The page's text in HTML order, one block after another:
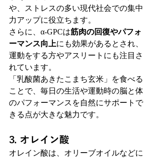
や、ストレスの多い現代社会での集中
力アップに役立ちます。
さらに、α-GPCは筋肉の回復やパフォ
ーマンス向上にも効果があるとされ、
運動をする方やアスリートにも注目さ
れています。
「乳酸菌あきたこまち玄米」を食べる
ことで、毎日の生活や運動時の脳と体
のパフォーマンスを自然にサポートで
きる点が大きな魅力です。
3. オレイン酸
オレイン酸は、オリーブオイルなどに